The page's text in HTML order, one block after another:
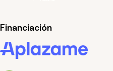
Financiación